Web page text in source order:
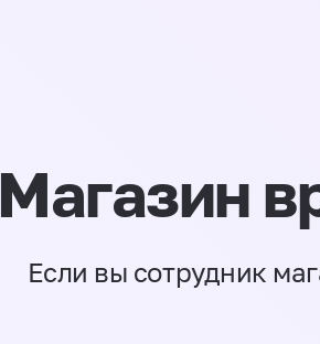
Магазин
Если вы сотрудник